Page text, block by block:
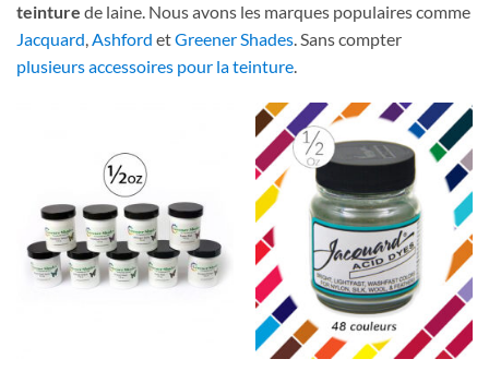
teinture de laine. Nous avons les marques populaires comme
Jacquard,Ashford etGreener Shades. Sans compter
plusieurs accessoires pour la teinture.